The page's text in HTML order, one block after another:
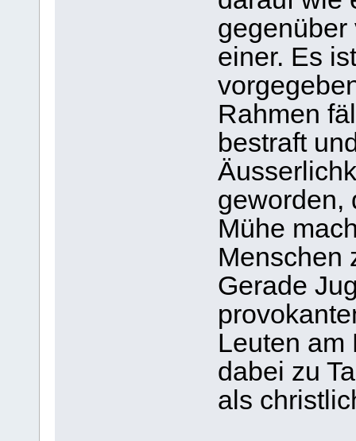
gegenüber
einer. Es
Rahmen
bestraft
geworden,
Mühe
Menschen
Gerade
Leuten am
dabei zu
als